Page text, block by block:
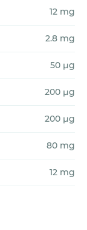
dit
12 mg
2.8 mg
50 µg
200 µg
200 µg
80 mg
12 mg